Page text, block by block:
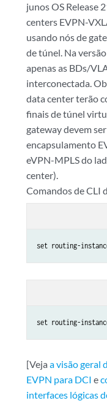
junos OS Release
centers EVPN-
usando nós de
de túnel. Na
apenas as BDs/
interconectada.
data center terão
finais de túnel
gateway devem
encapsulamento
eVPN-MPLS do
center).
Comandos de CLI
set routing-
set routing-
[Vejaa visão geral
EVPN para DCI e
interfaces lógicas